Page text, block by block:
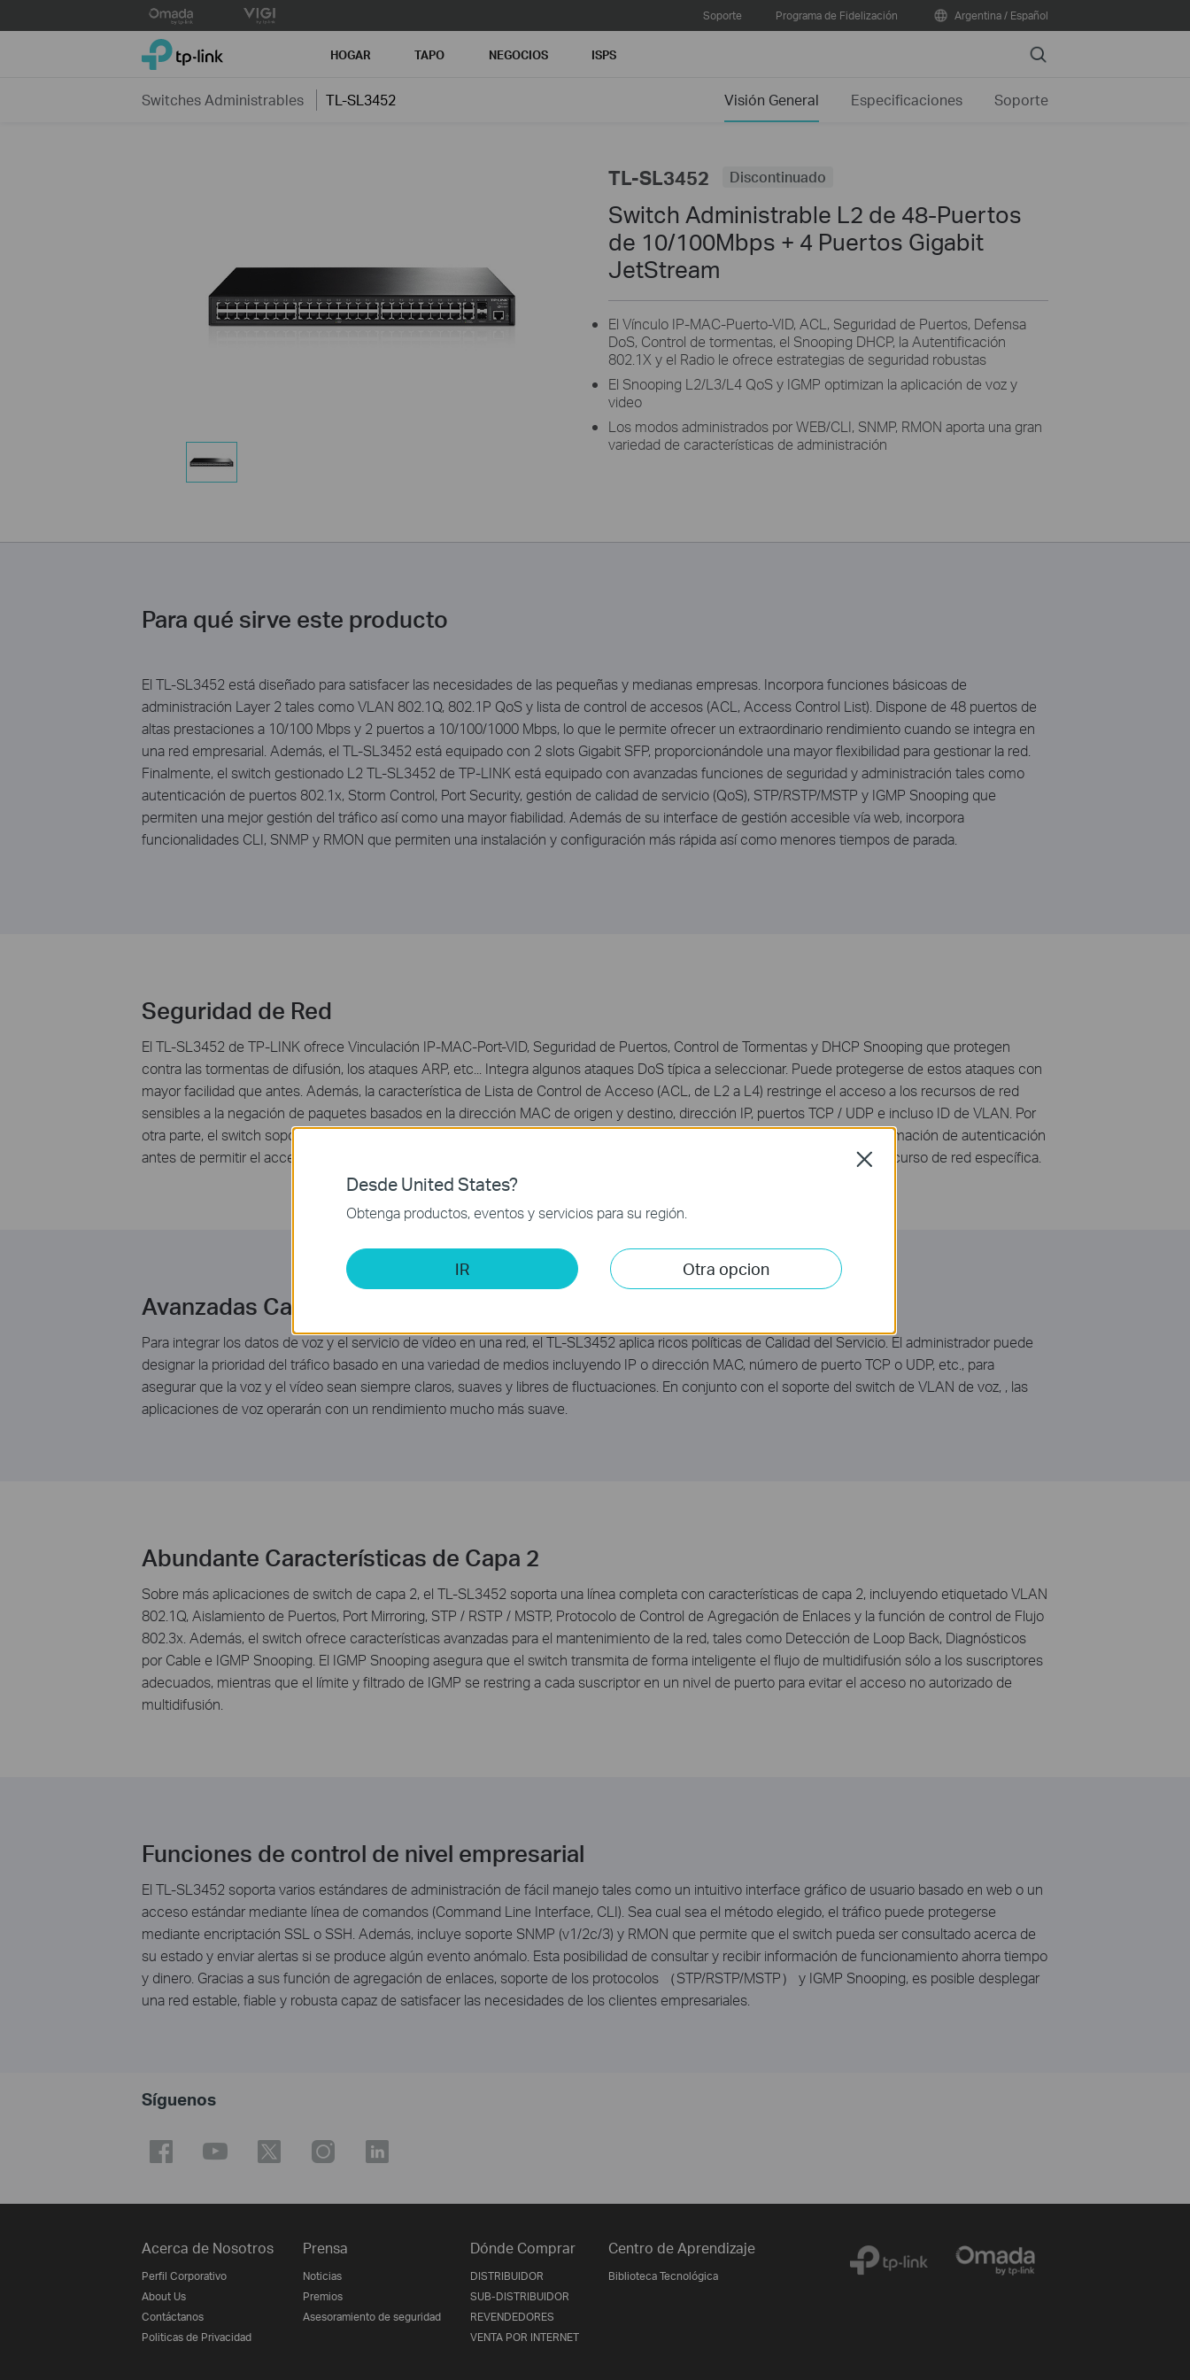
to
Soporte Programa de Fidelización Argentina / Español
TP-Link, Reliably Smart HOGAR TAPO NEGOCIOS ISPS Search
Switches Administrables TL-SL3452 Visión General Especificaciones Soporte
TL-SL3452 Discontinuado
Switch Administrable L2 de 48-Puertos
de 10/100Mbps + 4 Puertos Gigabit
JetStream
El Vínculo IP-MAC-Puerto-VID, ACL, Seguridad de Puertos, Defensa
DoS, Control de tormentas, el Snooping DHCP, la Autentificación
802.1X y el Radio le ofrece estrategias de seguridad robustas
El Snooping L2/L3/L4 QoS y IGMP optimizan la aplicación de voz y
video
Los modos administrados por WEB/CLI, SNMP, RMON aporta una gran
variedad de características de administración
Para qué sirve este producto
El TL-SL3452 está diseñado para satisfacer las necesidades de las pequeñas y medianas empresas. Incorpora funciones básicoas de
administración Layer 2 tales como VLAN 802.1Q, 802.1P QoS y lista de control de accesos (ACL, Access Control List). Dispone de 48 puertos de
altas prestaciones a 10/100 Mbps y 2 puertos a 10/100/1000 Mbps, lo que le permite ofrecer un extraordinario rendimiento cuando se integra en
una red empresarial. Además, el TL-SL3452 está equipado con 2 slots Gigabit SFP, proporcionándole una mayor flexibilidad para gestionar la red.
Finalmente, el switch gestionado L2 TL-SL3452 de TP-LINK está equipado con avanzadas funciones de seguridad y administración tales como
autenticación de puertos 802.1x, Storm Control, Port Security, gestión de calidad de servicio (QoS), STP/RSTP/MSTP y IGMP Snooping que
permiten una mejor gestión del tráfico así como una mayor fiabilidad. Además de su interface de gestión accesible vía web, incorpora
funcionalidades CLI, SNMP y RMON que permiten una instalación y configuración más rápida así como menores tiempos de parada.
Seguridad de Red
El TL-SL3452 de TP-LINK ofrece Vinculación IP-MAC-Port-VID, Seguridad de Puertos, Control de Tormentas y DHCP Snooping que protegen
contra las tormentas de difusión, los ataques ARP, etc... Integra algunos ataques DoS típica a seleccionar. Puede protegerse de estos ataques con
mayor facilidad que antes. Además, la característica de Lista de Control de Acceso (ACL, de L2 a L4) restringe el acceso a los recursos de red
sensibles a la negación de paquetes basados en la dirección MAC de origen y destino, dirección IP, puertos TCP / UDP e incluso ID de VLAN. Por
otra parte, el switch soporta autenticación 802.1X, la cual se utiliza junto con un servidor RADIUS para requerir alguna información de autenticación
antes de permitir el acceso a la red. La función VLAN de Invitados soporta habilitar a los clientes no 802.1X el acceso al recurso de red específica.
Avanzadas Características QoS
Para integrar los datos de voz y el servicio de vídeo en una red, el TL-SL3452 aplica ricos políticas de Calidad del Servicio. El administrador puede
designar la prioridad del tráfico basado en una variedad de medios incluyendo IP o dirección MAC, número de puerto TCP o UDP, etc., para
asegurar que la voz y el vídeo sean siempre claros, suaves y libres de fluctuaciones. En conjunto con el soporte del switch de VLAN de voz, , las
aplicaciones de voz operarán con un rendimiento mucho más suave.
Abundante Características de Capa 2
Sobre más aplicaciones de switch de capa 2, el TL-SL3452 soporta una línea completa con características de capa 2, incluyendo etiquetado VLAN
802.1Q, Aislamiento de Puertos, Port Mirroring, STP / RSTP / MSTP, Protocolo de Control de Agregación de Enlaces y la función de control de Flujo
802.3x. Además, el switch ofrece características avanzadas para el mantenimiento de la red, tales como Detección de Loop Back, Diagnósticos
por Cable e IGMP Snooping. El IGMP Snooping asegura que el switch transmita de forma inteligente el flujo de multidifusión sólo a los suscriptores
adecuados, mientras que el límite y filtrado de IGMP se restring a cada suscriptor en un nivel de puerto para evitar el acceso no autorizado de
multidifusión.
Funciones de control de nivel empresarial
El TL-SL3452 soporta varios estándares de administración de fácil manejo tales como un intuitivo interface gráfico de usuario basado en web o un
acceso estándar mediante línea de comandos (Command Line Interface, CLI). Sea cual sea el método elegido, el tráfico puede protegerse
mediante encriptación SSL o SSH. Además, incluye soporte SNMP (v1/2c/3) y RMON que permite que el switch pueda ser consultado acerca de
su estado y enviar alertas si se produce algún evento anómalo. Esta posibilidad de consultar y recibir información de funcionamiento ahorra tiempo
y dinero. Gracias a sus función de agregación de enlaces, soporte de los protocolos （STP/RSTP/MSTP） y IGMP Snooping, es posible desplegar
una red estable, fiable y robusta capaz de satisfacer las necesidades de los clientes empresariales.
Síguenos
Acerca de Nosotros
Perfil Corporativo
About Us
Contáctanos
Politicas de Privacidad
Prensa
Noticias
Premios
Asesoramiento de seguridad
Dónde Comprar
DISTRIBUIDOR
SUB-DISTRIBUIDOR
REVENDEDORES
VENTA POR INTERNET
Centro de Aprendizaje
Biblioteca Tecnológica
Desde United States?
Obtenga productos, eventos y servicios para su región.
IR Otra opcion
Close